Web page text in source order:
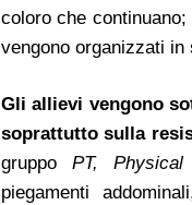
coloro che
vengono organizzati in
Gli allievi vengono
soprattutto sulla
gruppo PT,
piegamenti